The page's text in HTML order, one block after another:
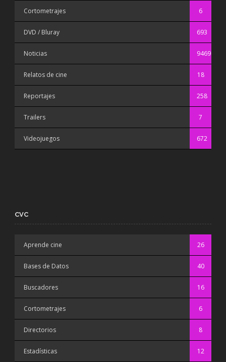
Cortometrajes 6
DVD / Bluray 693
Noticias 9469
Relatos de cine 18
Reportajes 258
Trailers 7
Videojuegos 672
CVC
Aprende cine 26
Bases de Datos 40
Buscadores 16
Cortometrajes 6
Directorios 8
Estadísticas 12